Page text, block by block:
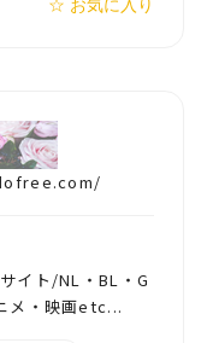
☆ お気に入り
イト/NL・BL・G
メ・映画etc...